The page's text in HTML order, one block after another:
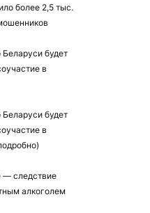
более 2,5 тыс.
будет
в
будет
в
— следствие
алкоголем